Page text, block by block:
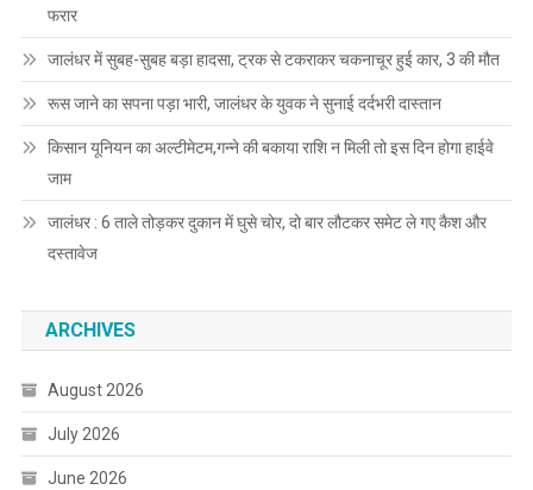
फरार
जालंधर में सुबह-सुबह बड़ा हादसा, ट्रक से टकराकर चकनाचूर हुई कार, 3 की मौत
रूस जाने का सपना पड़ा भारी, जालंधर के युवक ने सुनाई दर्दभरी दास्तान
किसान यूनियन का अल्टीमेटम,गन्ने की बकाया राशि न मिली तो इस दिन होगा हाईवे
जाम
जालंधर : 6 ताले तोड़कर दुकान में घुसे चोर, दो बार लौटकर समेट ले गए कैश और
दस्तावेज
ARCHIVES
August 2026
July 2026
June 2026